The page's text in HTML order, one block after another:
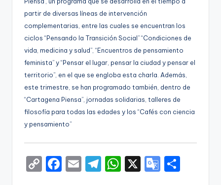
partir de diversas líneas de intervención
complementarias, entre las cuales se encuentran los
ciclos “Pensando la Transición Social” “Condiciones de
vida, medicina y salud”, “Encuentros de pensamiento
feminista” y “Pensar el lugar, pensar la ciudad y pensar el
territorio”, en el que se engloba esta charla. Además,
este trimestre, se han programado también, dentro de
“Cartagena Piensa”, jornadas solidarias, talleres de
filosofía para todas las edades y los “Cafés con ciencia
y pensamiento”
C F
E
T
W X
G